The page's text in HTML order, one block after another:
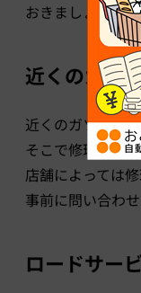
おきましょう。
近くのガソ
近くのガソリン
そこで修理依頼
店舗によっては
事前に問い合わ
ロードサー